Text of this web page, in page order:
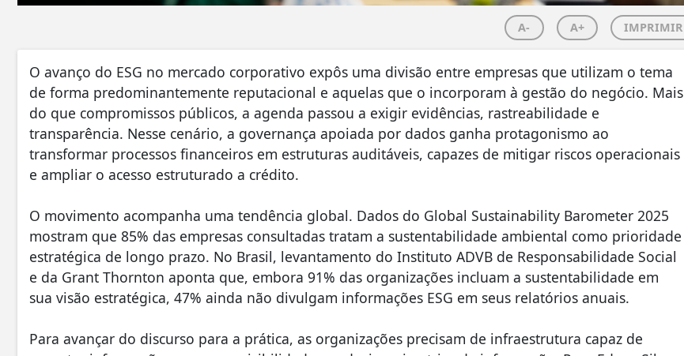
A- A+ IMPRIMIR
O avanço do ESG no mercado corporativo expôs uma divisão entre empresas que utilizam o tema
de forma predominantemente reputacional e aquelas que o incorporam à gestão do negócio. Mais
do que compromissos públicos, a agenda passou a exigir evidências, rastreabilidade e
transparência. Nesse cenário, a governança apoiada por dados ganha protagonismo ao
transformar processos financeiros em estruturas auditáveis, capazes de mitigar riscos operacionais
e ampliar o acesso estruturado a crédito.
O movimento acompanha uma tendência global. Dados do Global Sustainability Barometer 2025
mostram que 85% das empresas consultadas tratam a sustentabilidade ambiental como prioridade
estratégica de longo prazo. No Brasil, levantamento do Instituto ADVB de Responsabilidade Social
e da Grant Thornton aponta que, embora 91% das organizações incluam a sustentabilidade em
sua visão estratégica, 47% ainda não divulgam informações ESG em seus relatórios anuais.
Para avançar do discurso para a prática, as organizações precisam de infraestrutura capaz de